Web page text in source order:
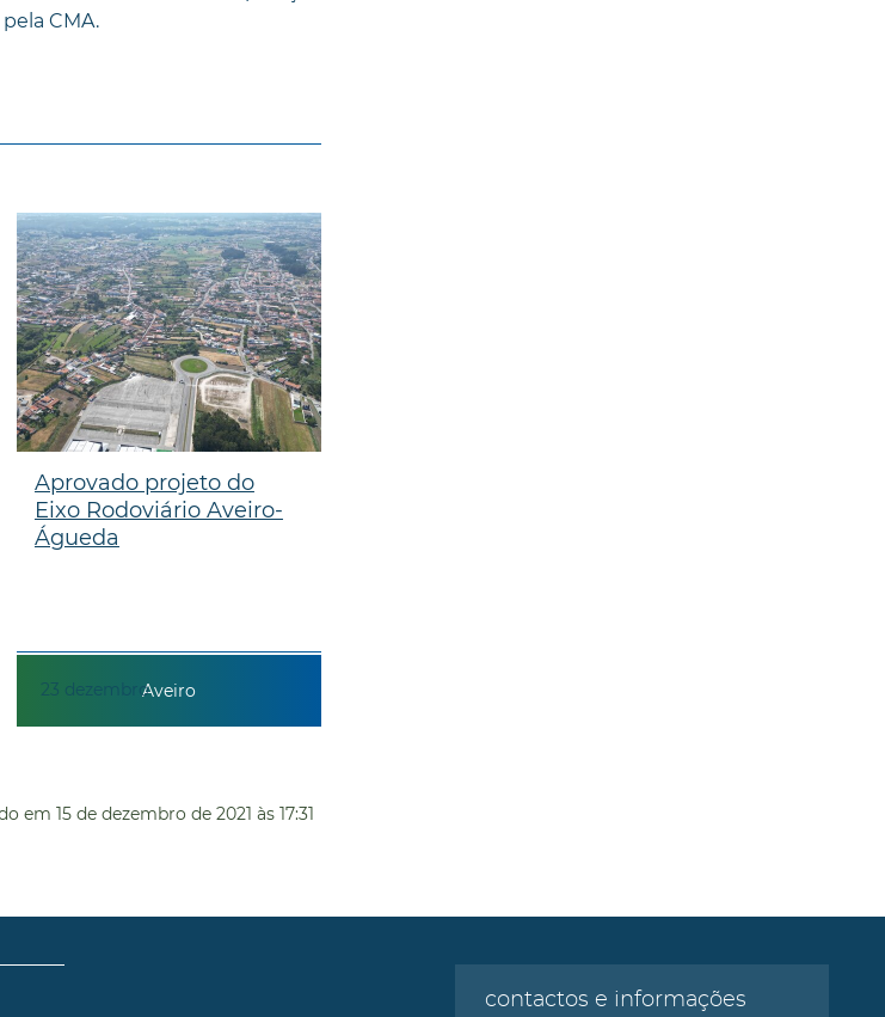
CMA.
23 dezembro
Aprovado projeto do
Eixo Rodoviário Aveiro-
Águeda
Aveiro
em 15 de dezembro de 2021 às 17:31
contactos e informações